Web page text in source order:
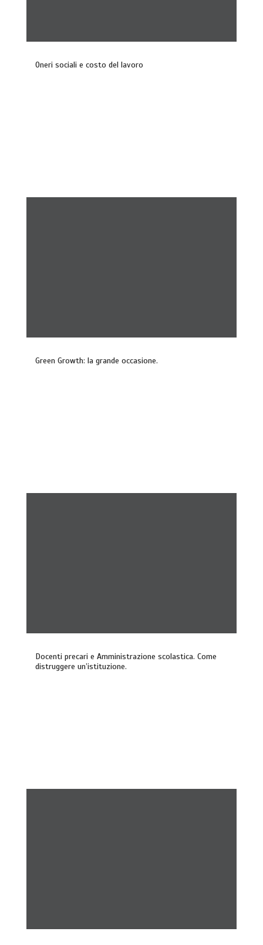
Oneri sociali e costo del lavoro
Green Growth: la grande occasione.
Docenti precari e Amministrazione scolastica. Come
distruggere un’istituzione.